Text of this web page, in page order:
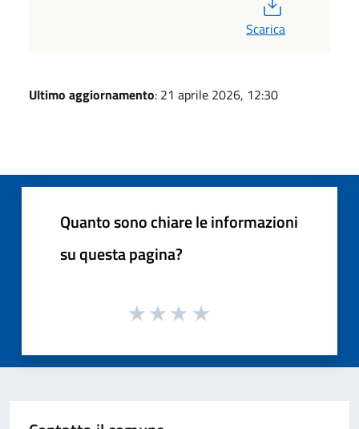
Scarica
Ultimo aggiornamento: 21 aprile 2026, 12:30
Quanto sono chiare le informazioni
su questa pagina?